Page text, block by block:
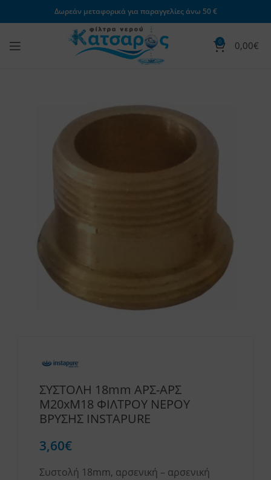
Δωρεάν μεταφορικά για παραγγελίες άνω 50 €
0 0,00€
ΣΥΣΤΟΛΗ 18mm ΑΡΣ-ΑΡΣ
M20xM18 ΦΙΛΤΡΟΥ ΝΕΡΟΥ
ΒΡΥΣΗΣ INSTAPURE
3,60€
Συστολή 18mm, αρσενική – αρσενική